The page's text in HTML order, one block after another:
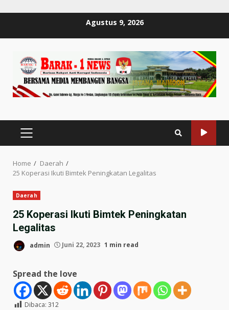
Agustus 9, 2026
PRIMARY
MENU
Home
Daerah
25 Koperasi Ikuti Bimtek Peningkatan Legalitas
Daerah
25 Koperasi Ikuti Bimtek Peningkatan
Legalitas
admin Juni 22, 2023 1 min read
Spread the love
Dibaca: 312